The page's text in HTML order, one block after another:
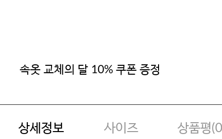
속옷 교체의 달 10% 쿠폰 증정
상세정보 사이즈 상품평(0